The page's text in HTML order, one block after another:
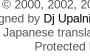
© 2000, 2002,
by Dj
Japanese